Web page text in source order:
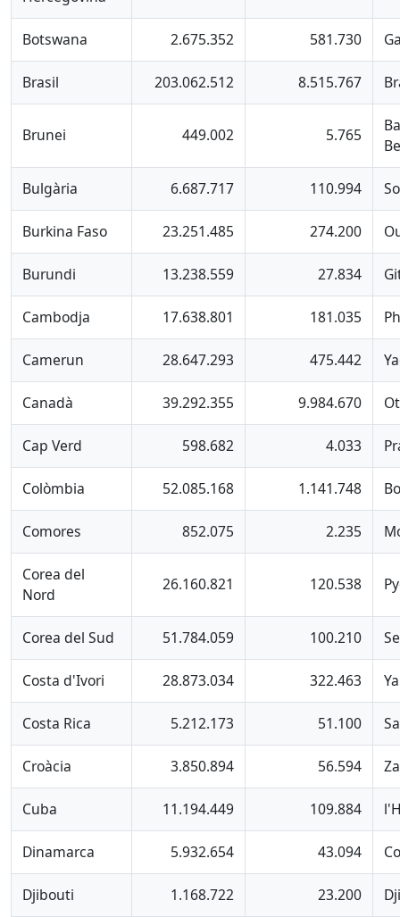
Botswana 2.675.352 581.730
Brasil 203.062.512 8.515.767
Brunei 449.002 5.765
Bulgària 6.687.717 110.994
Burkina Faso 23.251.485 274.200
Burundi 13.238.559 27.834
Cambodja 17.638.801 181.035
Camerun 28.647.293 475.442
Canadà 39.292.355 9.984.670
Cap Verd 598.682 4.033
Colòmbia 52.085.168 1.141.748
Comores 852.075 2.235
Corea del
Nord
26.160.821 120.538
Corea del Sud 51.784.059 100.210
Costa d'Ivori 28.873.034 322.463
Costa Rica 5.212.173 51.100
Croàcia 3.850.894 56.594
Cuba 11.194.449 109.884
Dinamarca 5.932.654 43.094
Djibouti 1.168.722 23.200